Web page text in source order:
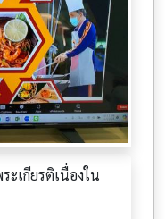
ะเกียรติเนื่องใน